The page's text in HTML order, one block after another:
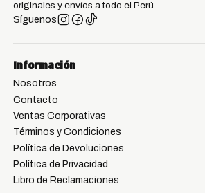
originales y envíos a todo el Perú.
Síguenos
Información
Nosotros
Contacto
Ventas Corporativas
Términos y Condiciones
Política de Devoluciones
Política de Privacidad
Libro de Reclamaciones